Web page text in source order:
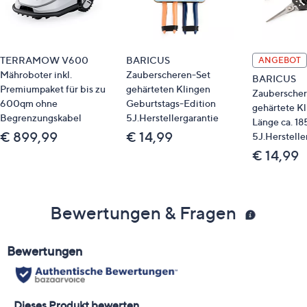
TERRAMOW V600
Mähroboter inkl.
Premiumpaket für bis zu
600qm ohne
Begrenzungskabel
€ 899,99
BARICUS
Zauberscheren-Set
gehärteten Klingen
Geburtstags-Edition
5J.Herstellergarantie
€ 14,99
ANGEBOT
BARICUS
gehärtete
Länge ca.
€ 14,99
Bewertungen & Fragen